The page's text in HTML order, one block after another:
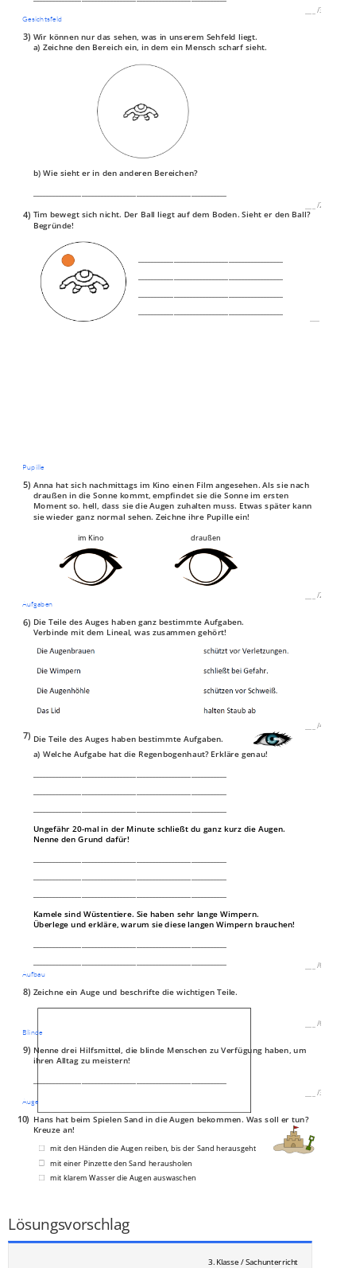
/3P
Gesichtsfeld
3) Wir können nur das sehen, was in unserem Sehfeld liegt.
a) Zeichne den Bereich ein, in dem ein Mensch scharf sieht.
b) Wie sieht er in den anderen Bereichen?
/2P
4) Tim bewegt sich nicht. Der Ball liegt auf dem Boden. Sieht er den Ball?
Begründe!
Pupille
5) Anna hat sich nachmittags im Kino einen Film angesehen. Als sie nach
draußen in die Sonne kommt, empfindet sie die Sonne im ersten
Moment so. hell, dass sie die Augen zuhalten muss. Etwas später kann
sie wieder ganz normal sehen. Zeichne ihre Pupille ein!
im Kino draußen
/2P
Aufgaben
6) Die Teile des Auges haben ganz bestimmte Aufgaben.
Verbinde mit dem Lineal, was zusammen gehört!
/4P
7) Die Teile des Auges haben bestimmte Aufgaben.
a) Welche Aufgabe hat die Regenbogenhaut? Erkläre genau!
Ungefähr 20-mal in der Minute schließt du ganz kurz die Augen.
Nenne den Grund dafür!
Kamele sind Wüstentiere. Sie haben sehr lange Wimpern.
Überlege und erkläre, warum sie diese langen Wimpern brauchen!
/6P
Aufbau
8) Zeichne ein Auge und beschrifte die wichtigen Teile.
/6P
Blinde
9) Nenne drei Hilfsmittel, die blinde Menschen zu Verfügung haben, um
ihren Alltag zu meistern!
/3P
Auge
10) Hans hat beim Spielen Sand in die Augen bekommen. Was soll er tun?
Kreuze an!
mit den Händen die Augen reiben, bis der Sand herausgeht
mit einer Pinzette den Sand herausholen
mit klarem Wasser die Augen auswaschen
Lösungsvorschlag
3. Klasse / Sachunterricht